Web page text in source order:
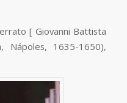
[ Giovanni Battista
Nápoles, 1635-1650),